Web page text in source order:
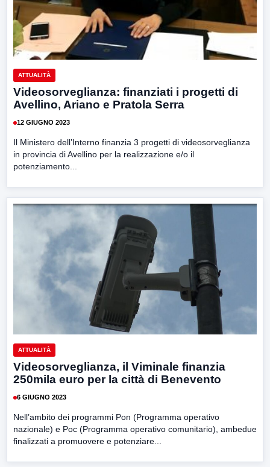
ATTUALITÀ
Videosorveglianza: finanziati i progetti di
Avellino, Ariano e Pratola Serra
12 GIUGNO 2023
Il Ministero dell’Interno finanzia 3 progetti di videosorveglianza
in provincia di Avellino per la realizzazione e/o il
potenziamento...
ATTUALITÀ
Videosorveglianza, il Viminale finanzia
250mila euro per la città di Benevento
6 GIUGNO 2023
Nell’ambito dei programmi Pon (Programma operativo
nazionale) e Poc (Programma operativo comunitario), ambedue
finalizzati a promuovere e potenziare...